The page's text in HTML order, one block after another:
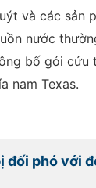
và các sản
nước
bố gói
nam Texas.
đối phó với